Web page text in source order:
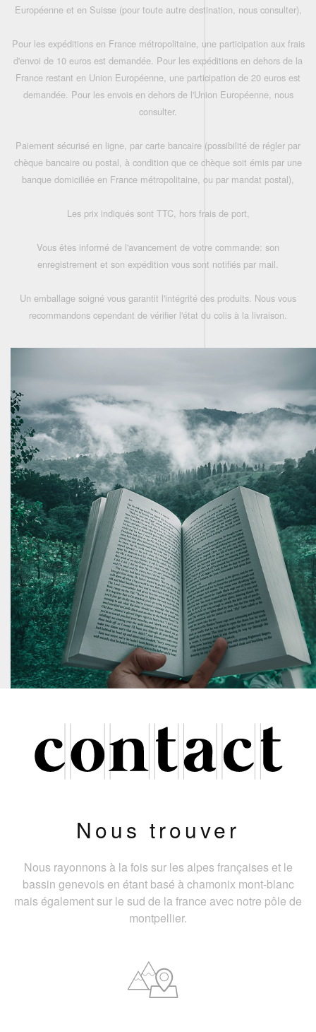
Européenne et en Suisse (pour toute autre destination, nous consulter),
Pour les expéditions en France métropolitaine, une participation aux frais
d'envoi de 10 euros est demandée. Pour les expéditions en dehors de la
France restant en Union Européenne, une participation de 20 euros est
demandée. Pour les envois en dehors de l'Union Européenne, nous
consulter.
Paiement sécurisé en ligne, par carte bancaire (possibilité de régler par
chèque bancaire ou postal, à condition que ce chèque soit émis par une
banque domiciliée en France métropolitaine, ou par mandat postal),
Les prix indiqués sont TTC, hors frais de port,
Vous êtes informé de l'avancement de votre commande: son
enregistrement et son expédition vous sont notifiés par mail.
Un emballage soigné vous garantit l'intégrité des produits. Nous vous
recommandons cependant de vérifier l'état du colis à la livraison.
Nous trouver
Nous rayonnons à la fois sur les alpes françaises et le
bassin genevois en étant basé à chamonix mont-blanc
mais également sur le sud de la france avec notre pôle de
montpellier.